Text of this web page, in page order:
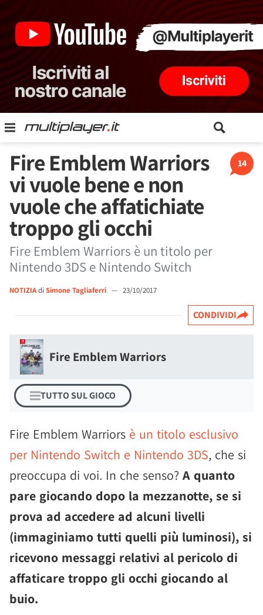
14
Fire Emblem Warriors
vi vuole bene e non
vuole che affatichiate
troppo gli occhi
Fire Emblem Warriors è un titolo per
Nintendo 3DS e Nintendo Switch
NOTIZIAdi Simone Tagliaferri — 23/10/2017
CONDIVIDI
Fire Emblem Warriors
TUTTO SUL GIOCO
Fire Emblem Warriors è un titolo esclusivo
per Nintendo Switch e Nintendo 3DS, che si
preoccupa di voi. In che senso? A quanto
pare giocando dopo la mezzanotte, se si
prova ad accedere ad alcuni livelli
(immaginiamo tutti quelli più luminosi), si
ricevono messaggi relativi al pericolo di
affaticare troppo gli occhi giocando al
buio.